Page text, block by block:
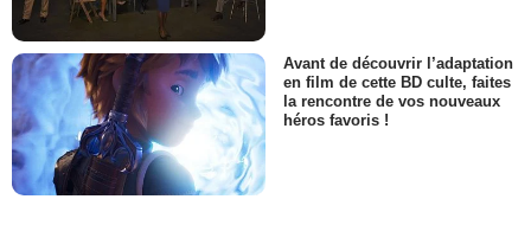
Avant de découvrir l’adaptation
en film de cette BD culte, faites
la rencontre de vos nouveaux
héros favoris !